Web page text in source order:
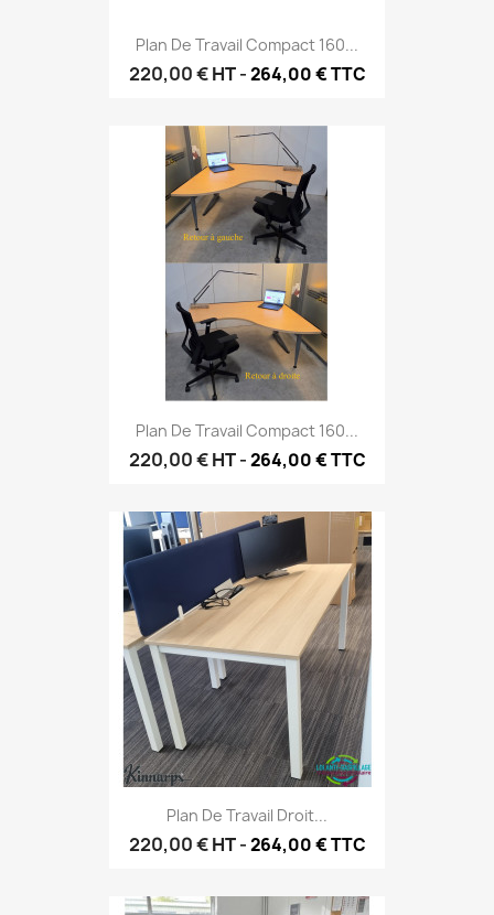
Plan De Travail Compact 160...
220,00 €HT-264,00 € TTC
Plan De Travail Compact 160...
220,00 €HT-264,00 € TTC
Plan De Travail Droit...
220,00 €HT-264,00 € TTC